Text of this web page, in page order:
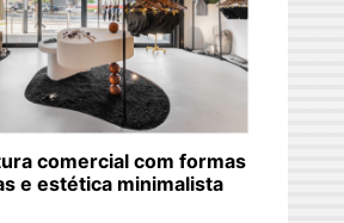
comercial com formas
e estética minimalista